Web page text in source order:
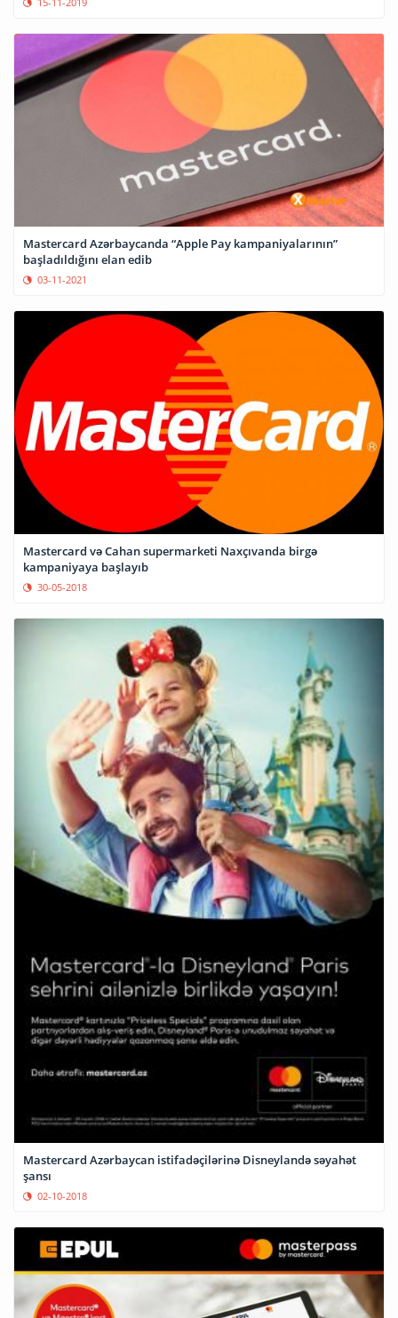
Mastercard Azərbaycanda “Apple Pay kampaniyalarının”
başladıldığını elan edib
03-11-2021
Mastercard və Cahan supermarketi Naxçıvanda birgə
kampaniyaya başlayıb
30-05-2018
Mastercard Azərbaycan istifadəçilərinə Disneylandə səyahət
şansı
02-10-2018